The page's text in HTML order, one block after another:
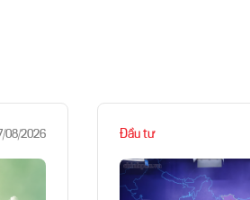
08/2026 Đầu tư